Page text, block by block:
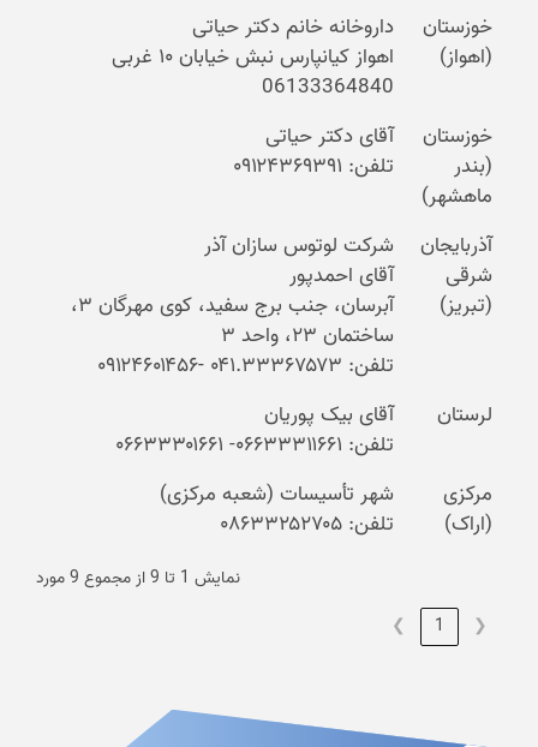
خوزستان
(اهواز)
داروخانه خانم دکتر حیاتی
اهواز کیانپارس نبش خیابان ۱۰ غربی
06133364840
خوزستان
(بندر
ماهشهر)
آقای دکتر حیاتی
تلفن: ۰۹۱۲۴۳۶۹۳۹۱
آذربایجان
شرقی
(تبریز)
شرکت لوتوس سازان آذر
آقای احمدپور
آبرسان، جنب برج سفید، کوی مهرگان ۳،
ساختمان ۲۳، واحد ۳
تلفن: ۰۴۱.۳۳۳۶۷۵۷۳ -۰۹۱۲۴۶۰۱۴۵۶
لرستان
آقای بیک پوریان
تلفن: ۰۶۶۳۳۳۱۱۶۶۱- ۰۶۶۳۳۳۰۱۶۶۱
مرکزی
(اراک)
شهر تأسیسات (شعبه مرکزی)
تلفن: ۰۸۶۳۳۲۵۲۷۰۵
نمایش 1 تا 9 از مجموع 9 مورد
❮
1
❯